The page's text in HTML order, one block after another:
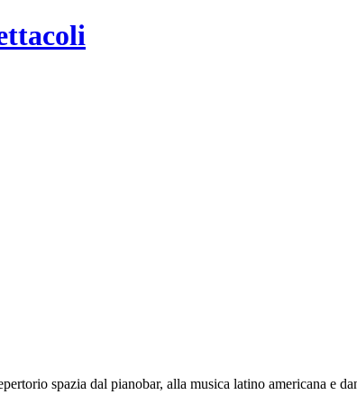
spazia dal pianobar, alla musica latino americana e